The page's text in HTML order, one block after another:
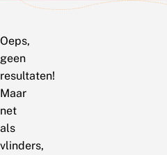
Oeps,
geen
resultaten!
Maar
net
als
vlinders,